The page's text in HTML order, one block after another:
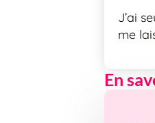
J’ai
me
En